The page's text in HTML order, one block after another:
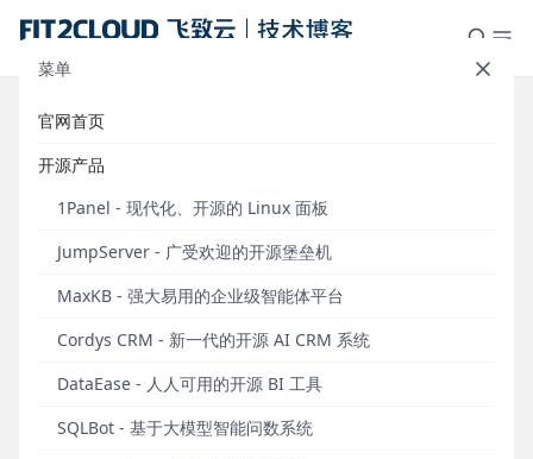
菜单
官网首页
开源产品
1Panel - 现代化、开源的 Linux 面板
JumpServer - 广受欢迎的开源堡垒机
MaxKB - 强大易用的企业级智能体平台
Cordys CRM - 新一代的开源 AI CRM 系统
DataEase - 人人可用的开源 BI 工具
SQLBot - 基于大模型智能问数系统
FIT2CLOUD飞致云加入CNCF，
KubeOperator助力企业云原生之旅
商FIT2CLOUD飞致云宣布加入云原生计算基金会
（Cloud Native Computing Foundation，简称为
通过CNCF的Kubernetes软件一致性认证。